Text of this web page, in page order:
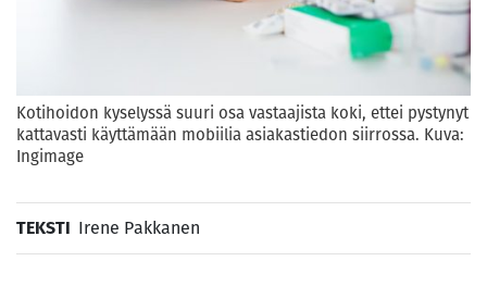
Kotihoidon kyselyssä suuri osa vastaajista koki, ettei pystynyt
kattavasti käyttämään mobiilia asiakastiedon siirrossa. Kuva:
Ingimage
TEKSTI Irene Pakkanen